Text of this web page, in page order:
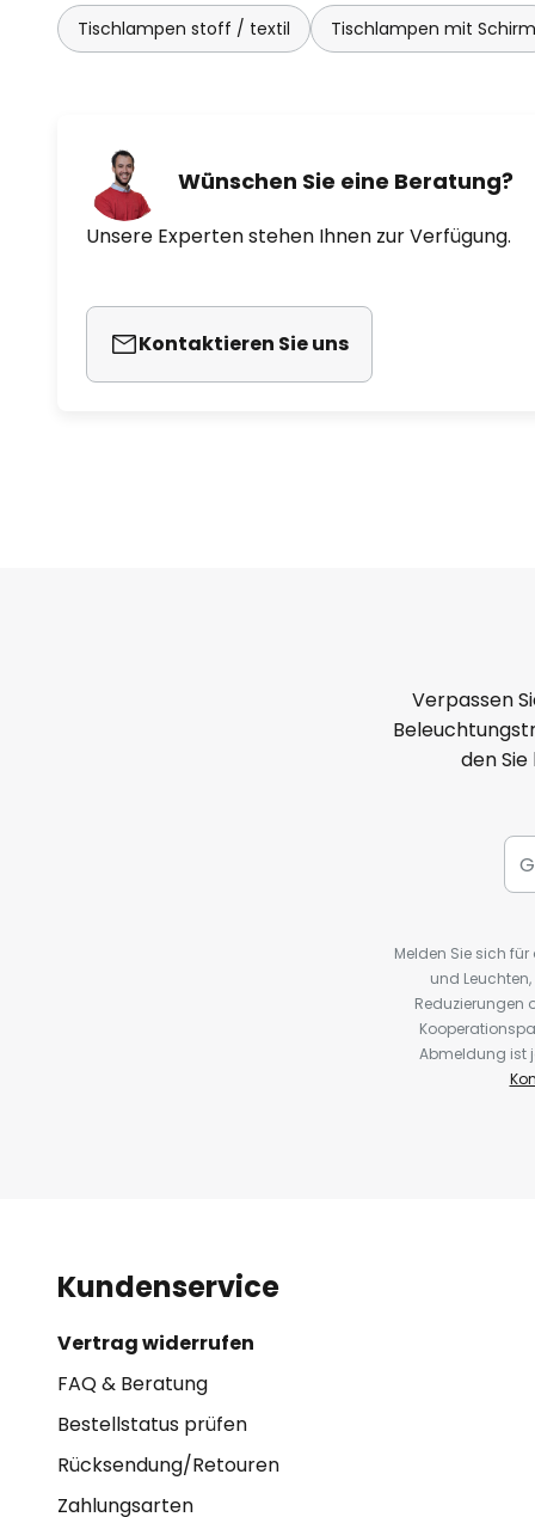
Tischlampen stoff / textil Tischlampen mit Schirm
Wünschen Sie eine Beratung?
Unsere Experten stehen Ihnen zur Verfügung.
Kontaktieren Sie uns
Verpassen
den
Melden Sie sich
und
Reduzierungen
Abmeldung ist
Kundenservice
Vertrag widerrufen
FAQ & Beratung
Bestellstatus prüfen
Rücksendung/Retouren
Zahlungsarten